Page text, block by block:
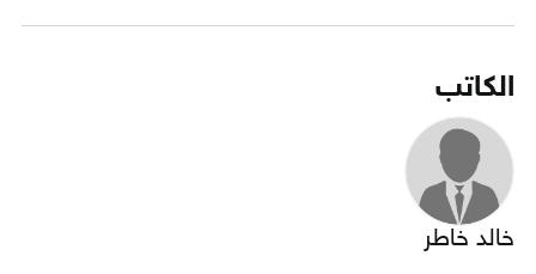
الكاتب
خالد خاطر